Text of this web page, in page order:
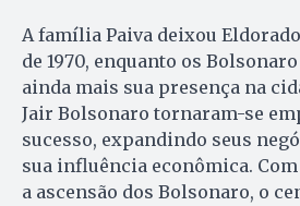
A família Paiva deixou
de 1970, enquanto os
ainda mais sua presença na
Jair Bolsonaro tornaram-se
sucesso, expandindo seus
sua influência econômica. Com
a ascensão dos Bolsonaro, o